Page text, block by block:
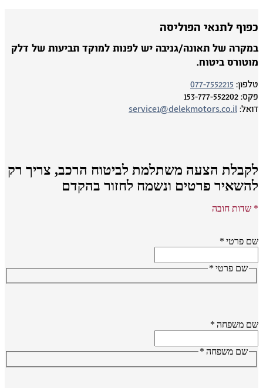
לתנאי הפוליסה
של תאונה/גניבה יש לפנות למוקד תביעות של דלק
ביטוח.
077-7552215
153-777-552202
service1@delekmotors.co.il
הצעה משתלמת לביטוח הרכב,צריך רק
פרטים ונשמח לחזור בהקדם
חובה
פרטי*
שם פרטי*
משפחה*
שם משפחה*